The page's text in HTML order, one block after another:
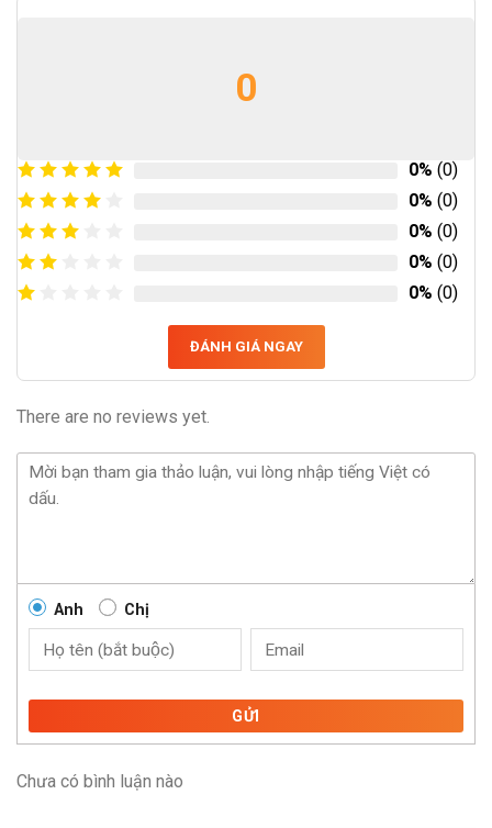
0
0% (0)
0% (0)
0% (0)
0% (0)
0% (0)
ĐÁNH GIÁ NGAY
There are no reviews yet.
Anh Chị
GỬI
Chưa có bình luận nào